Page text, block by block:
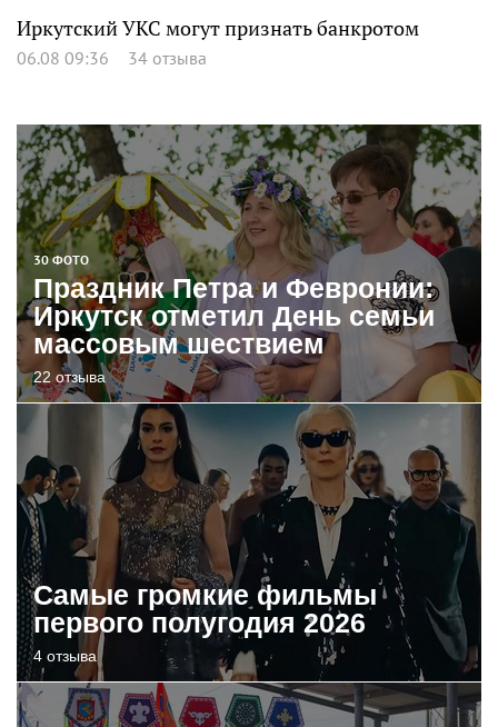
Иркутский УКС могут признать банкротом
06.08 09:36 34 отзыва
30 ФОТО
Праздник Петра и Февронии:
Иркутск отметил День семьи
массовым шествием
22 отзыва
Самые громкие фильмы
первого полугодия 2026
4 отзыва